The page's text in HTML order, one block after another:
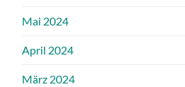
Mai 2024
April 2024
März 2024